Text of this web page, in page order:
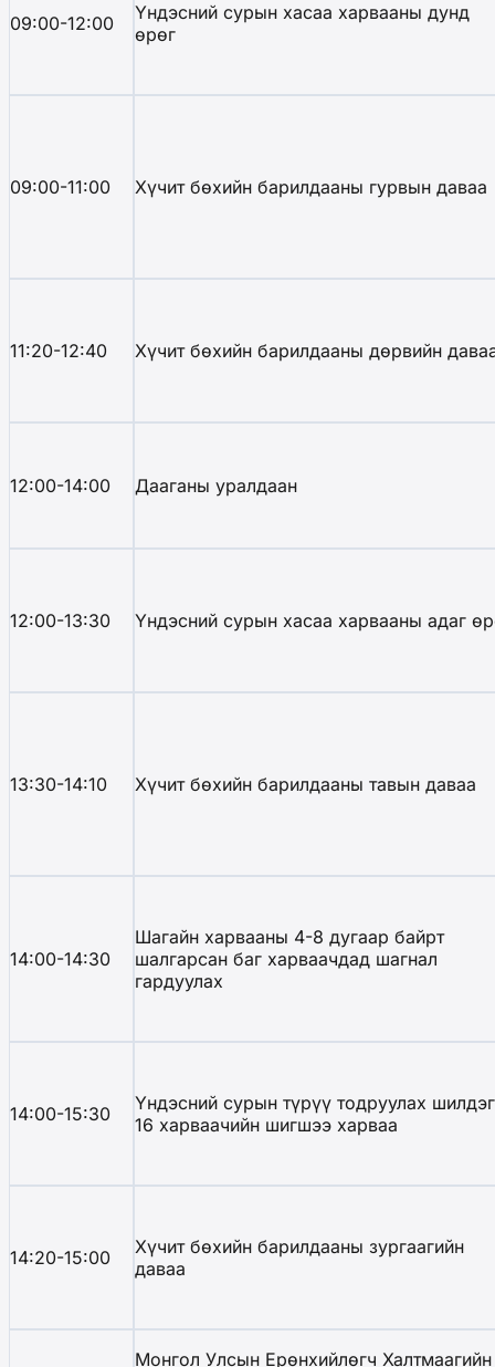
09:00-12:00
Үндэсний сурын хасаа харвааны дунд
өрөг
09:00-11:00 Хүчит бөхийн барилдааны гурвын даваа
11:20-12:40 Хүчит бөхийн барилдааны дөрвийн
12:00-14:00 Дааганы уралдаан
12:00-13:30 Үндэсний сурын хасаа харвааны адаг
13:30-14:10 Хүчит бөхийн барилдааны тавын даваа
14:00-14:30
Шагайн харвааны 4-8 дугаар байрт
шалгарсан баг харваачдад шагнал
гардуулах
14:00-15:30
Үндэсний сурын түрүү тодруулах шилдэг
16 харваачийн шигшээ харваа
14:20-15:00
Хүчит бөхийн барилдааны зургаагийн
даваа
Монгол Улсын Ерөнхийлөгч Халтмаагийн